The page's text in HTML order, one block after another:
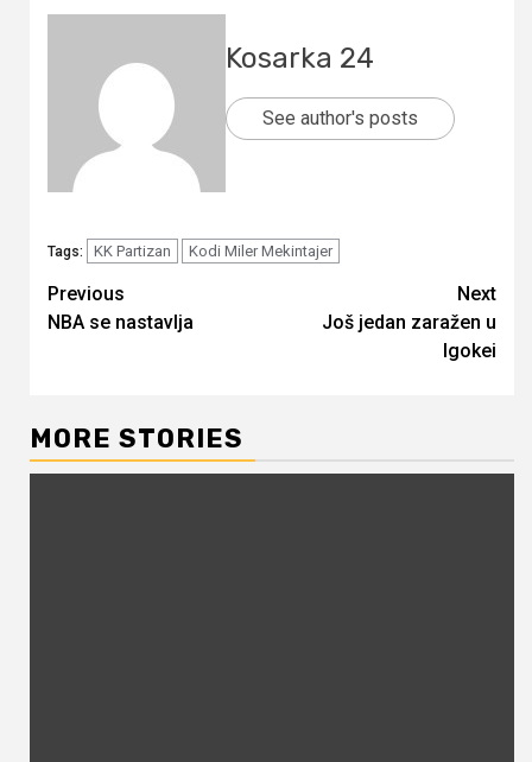
Kosarka 24
See author's posts
Tags: KK Partizan Kodi Miler Mekintajer
Continue
Reading
Previous
NBA se nastavlja
Next
Još jedan zaražen u
Igokei
MORE STORIES